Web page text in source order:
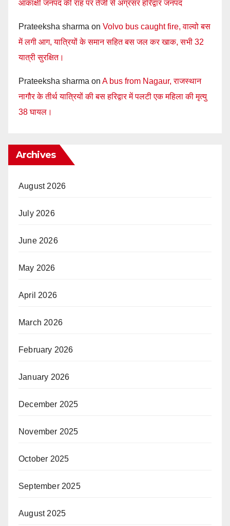
आकांक्षी जनपद की राह पर तेजी से अग्रसर हरिद्वार जनपद
Prateeksha sharma on Volvo bus caught fire, वाल्वो बस
में लगी आग, यात्रियों के समान सहित बस जल कर खाक, सभी 32
यात्री सुरक्षित।
Prateeksha sharma on A bus from Nagaur, राजस्थान
नागौर के तीर्थ यात्रियों की बस हरिद्वार में पलटी एक महिला की मृत्यु
38 घायल।
Archives
August 2026
July 2026
June 2026
May 2026
April 2026
March 2026
February 2026
January 2026
December 2025
November 2025
October 2025
September 2025
August 2025